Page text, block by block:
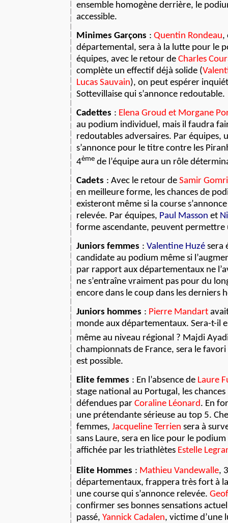
ensemble homogène derrière, le
accessible.
Minimes Garçons : Quentin Rondeau,
départemental, sera à la lutte pour le
équipes, avec le retour de Charles
complète un effectif déjà solide (
Lucas Sauvain), on peut espérer
Sottevillaise qui s’annonce redoutable.
Cadettes : Elena Groud et Morgane
au podium individuel, mais il faudra
redoutables adversaires. Par équipes,
s’annonce pour le titre contre les
4ème de l’équipe aura un rôle
Cadets : Avec le retour de Samir Gomri
en meilleure forme, les chances de
existeront même si la course
relevée. Par équipes, Paul Masson et
forme ascendante, peuvent permettre
Juniors femmes : Valentine Huzé sera
candidate au podium même si
par rapport aux départementaux ne
ne s’entraîne vraiment pas pour du
encore dans le coup dans les derniers
Juniors hommes : Pierre Mandart
monde aux départementaux. Sera-t-il
même au niveau régional ? Majdi
championnats de France, sera le
est possible.
Elite femmes : En l’absence de Laure
stage national au Portugal, les
défendues par Coraline Léonard. En
une prétendante sérieuse au top 5.
femmes, Jacqueline Terrien sera à
sans Laure, sera en lice pour le
affichée par les triathlètes Estelle
Elite Hommes : Mathieu Vandewalle, 3
départementaux, frappera très fort à
une course qui s’annonce relevée.
confirmer ses bonnes sensations
passé, Yannick Cadalen, victime d’une